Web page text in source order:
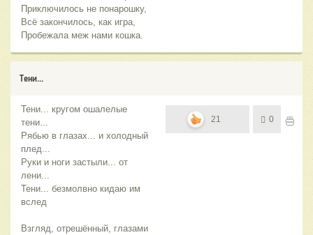
Приключилось не понарошку,
Всё закончилось, как игра,
Пробежала меж нами кошка.
Тени...
Тени... кругом ошалелые
тени...
Рябью в глазах... и холодный
плед...
Руки и ноги застыли... от
лени...
Тени... безмолвно кидаю им
вслед
Взгляд, отрешённый, глазами
21 0